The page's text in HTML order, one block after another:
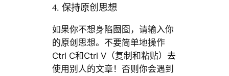
4. 保持原创思想
如果你不想身陷囫囵，请输入你
的原创思想。不要简单地操作
Ctrl C和Ctrl V（复制和粘贴）去
使用别人的文章！否则你会遇到